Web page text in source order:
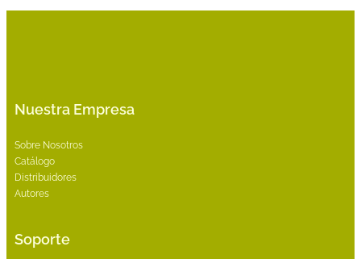
Nuestra Empresa
Sobre Nosotros
Catálogo
Distribuidores
Autores
Soporte